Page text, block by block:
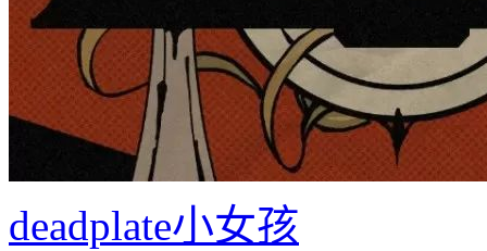
deadplate小女孩